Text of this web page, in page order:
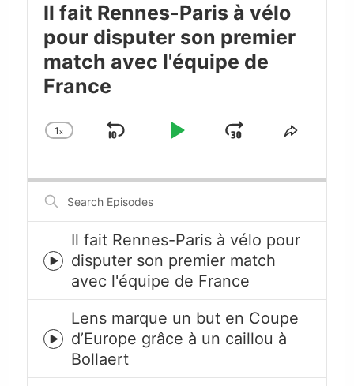
Il fait Rennes-Paris à vélo
pour disputer son premier
match avec l'équipe de
France
Change
1x
Skip
Play
JumpShare
Search
Episodes
Episode
play
icon
Il fait Rennes-Paris à vélo pour
disputer son premier match
avec l'équipe de France
Episode
play
icon
Lens marque un but en Coupe
d’Europe grâce à un caillou à
Bollaert